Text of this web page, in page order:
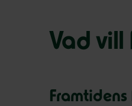
Vad
Framtidens